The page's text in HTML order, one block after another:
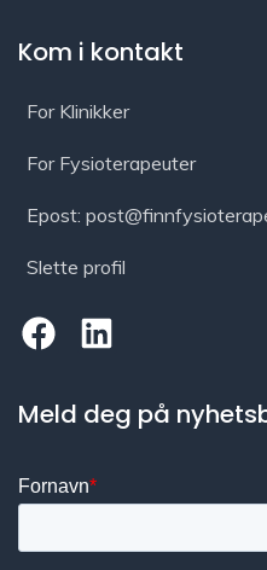
Kom i kontakt
For Klinikker
For Fysioterapeuter
Epost:
Slette profil
Meld deg på